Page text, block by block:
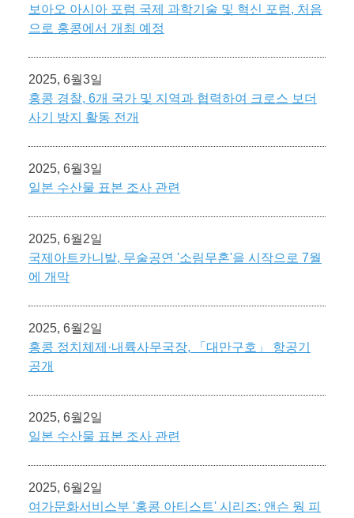
보아오 아시아 포럼 국제 과학기술 및 혁신 포럼, 처음
으로 홍콩에서 개최 예정
2025, 6월3일
홍콩 경찰, 6개 국가 및 지역과 협력하여 크로스 보더
사기 방지 활동 전개
2025, 6월3일
일본 수산물 표본 조사 관련
2025, 6월2일
국제아트카니발, 무술공연 '소림무혼'을 시작으로 7월
에 개막
2025, 6월2일
홍콩 정치체제·내륙사무국장, 「대만구호」 항공기
공개
2025, 6월2일
일본 수산물 표본 조사 관련
2025, 6월2일
여가문화서비스부 '홍콩 아티스트' 시리즈: 앤슨 웡 피